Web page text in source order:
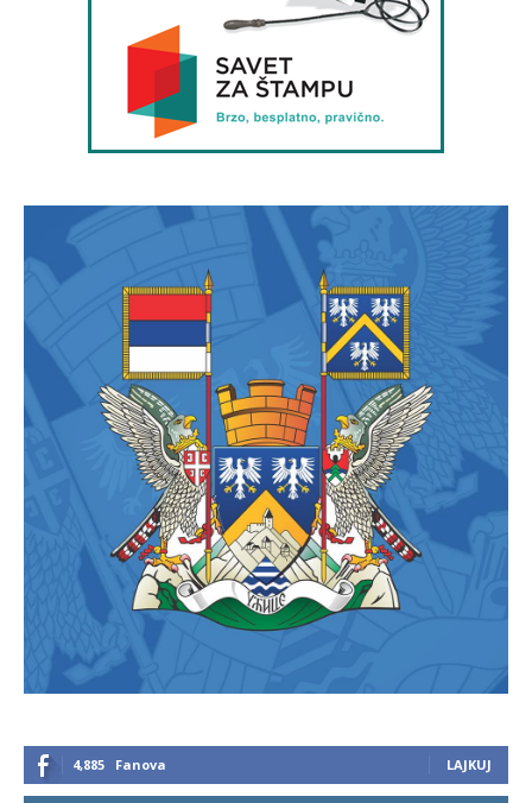
4,885 Fanova LAJKUJ